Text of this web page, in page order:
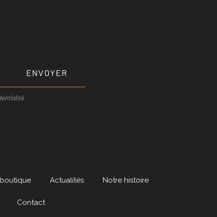
ENVOYER
Actualités Notre histoire
Contact